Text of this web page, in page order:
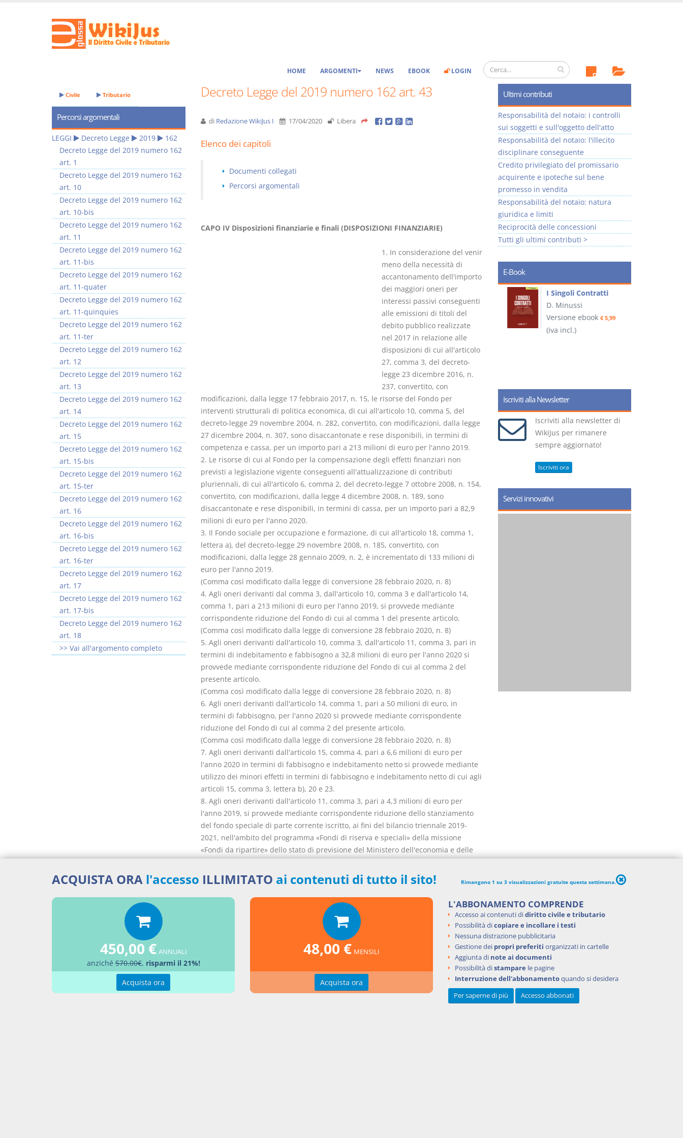
HOME ARGOMENTI NEWS EBOOK LOGIN
Decreto Legge del 2019 numero 162 art. 43
di Redazione WikiJus I 17/04/2020 Libera
Elenco dei capitoli
Documenti collegati
Percorsi argomentali
CAPO IV Disposizioni finanziarie e finali (DISPOSIZIONI FINANZIARIE)
1. In considerazione del venir
meno della necessità di
accantonamento dell'importo
dei maggiori oneri per
interessi passivi conseguenti
alle emissioni di titoli del
debito pubblico realizzate
nel 2017 in relazione alle
disposizioni di cui all'articolo
27, comma 3, del decreto-
legge 23 dicembre 2016, n.
237, convertito, con
modificazioni, dalla legge 17 febbraio 2017, n. 15, le risorse del Fondo per
interventi strutturali di politica economica, di cui all'articolo 10, comma 5, del
decreto-legge 29 novembre 2004, n. 282, convertito, con modificazioni, dalla legge
27 dicembre 2004, n. 307, sono disaccantonate e rese disponibili, in termini di
competenza e cassa, per un importo pari a 213 milioni di euro per l'anno 2019.
2. Le risorse di cui al Fondo per la compensazione degli effetti finanziari non
previsti a legislazione vigente conseguenti all'attualizzazione di contributi
pluriennali, di cui all'articolo 6, comma 2, del decreto-legge 7 ottobre 2008, n. 154,
convertito, con modificazioni, dalla legge 4 dicembre 2008, n. 189, sono
disaccantonate e rese disponibili, in termini di cassa, per un importo pari a 82,9
milioni di euro per l'anno 2020.
3. Il Fondo sociale per occupazione e formazione, di cui all'articolo 18, comma 1,
lettera a), del decreto-legge 29 novembre 2008, n. 185, convertito, con
modificazioni, dalla legge 28 gennaio 2009, n. 2, è incrementato di 133 milioni di
euro per l'anno 2019.
(Comma così modificato dalla legge di conversione 28 febbraio 2020, n. 8)
4. Agli oneri derivanti dal comma 3, dall'articolo 10, comma 3 e dall'articolo 14,
comma 1, pari a 213 milioni di euro per l'anno 2019, si provvede mediante
corrispondente riduzione del Fondo di cui al comma 1 del presente articolo.
(Comma così modificato dalla legge di conversione 28 febbraio 2020, n. 8)
5. Agli oneri derivanti dall'articolo 10, comma 3, dall'articolo 11, comma 3, pari in
termini di indebitamento e fabbisogno a 32,8 milioni di euro per l'anno 2020 si
provvede mediante corrispondente riduzione del Fondo di cui al comma 2 del
presente articolo.
(Comma così modificato dalla legge di conversione 28 febbraio 2020, n. 8)
6. Agli oneri derivanti dall'articolo 14, comma 1, pari a 50 milioni di euro, in
termini di fabbisogno, per l'anno 2020 si provvede mediante corrispondente
riduzione del Fondo di cui al comma 2 del presente articolo.
(Comma così modificato dalla legge di conversione 28 febbraio 2020, n. 8)
7. Agli oneri derivanti dall'articolo 15, comma 4, pari a 6,6 milioni di euro per
l'anno 2020 in termini di fabbisogno e indebitamento netto si provvede mediante
utilizzo dei minori effetti in termini di fabbisogno e indebitamento netto di cui agli
articoli 15, comma 3, lettera b), 20 e 23.
8. Agli oneri derivanti dall'articolo 11, comma 3, pari a 4,3 milioni di euro per
l'anno 2019, si provvede mediante corrispondente riduzione dello stanziamento
del fondo speciale di parte corrente iscritto, ai fini del bilancio triennale 2019-
2021, nell'ambito del programma «Fondi di riserva e speciali» della missione
«Fondi da ripartire» dello stato di previsione del Ministero dell'economia e delle
finanze per l'anno 2019, allo scopo parzialmente utilizzando l'accantonamento
relativo al Ministero medesimo.
9. Il Ministro dell'economia e delle finanze è autorizzato ad apportare con propri
decreti le occorrenti variazioni di bilancio.
Decreto Legge del 2019 numero 162
Civile Tributario
Percorsi argomentali
LEGGI Decreto Legge 2019
162
Decreto Legge del 2019 numero 162
art. 1
Decreto Legge del 2019 numero 162
art. 10
Decreto Legge del 2019 numero 162
art. 10-bis
Decreto Legge del 2019 numero 162
art. 11
Decreto Legge del 2019 numero 162
art. 11-bis
Decreto Legge del 2019 numero 162
art. 11-quater
Decreto Legge del 2019 numero 162
art. 11-quinquies
Decreto Legge del 2019 numero 162
art. 11-ter
Decreto Legge del 2019 numero 162
art. 12
Decreto Legge del 2019 numero 162
art. 13
Decreto Legge del 2019 numero 162
art. 14
Decreto Legge del 2019 numero 162
art. 15
Decreto Legge del 2019 numero 162
art. 15-bis
Decreto Legge del 2019 numero 162
art. 15-ter
Decreto Legge del 2019 numero 162
art. 16
Decreto Legge del 2019 numero 162
art. 16-bis
Decreto Legge del 2019 numero 162
art. 16-ter
Decreto Legge del 2019 numero 162
art. 17
Decreto Legge del 2019 numero 162
art. 17-bis
Decreto Legge del 2019 numero 162
art. 18
>> Vai all'argomento completo
Ultimi contributi
Responsabilità del notaio: i controlli
sui soggetti e sull'oggetto dell'atto
Responsabilità del notaio: l'illecito
disciplinare conseguente
Credito privilegiato del promissario
acquirente e ipoteche sul bene
promesso in vendita
Responsabilità del notaio: natura
giuridica e limiti
Reciprocità delle concessioni
Tutti gli ultimi contributi >
E-Book
I Vincoli Preliminari
Versione ebook
Usufrutto Uso e
Abitazione
D. Minussi
Versione ebook
(iva incl.)
Rapporto e
relazione giuridica
D. Minussi
Versione ebook€ 5,99
(iva incl.)
I Singoli Contratti
D. Minussi
Versione ebook € 5,99
(iva incl.)
Iscriviti alla Newsletter
Iscriviti alla newsletter di
WikiJus per rimanere
sempre aggiornato!
Iscriviti ora
Servizi innovativi
ACQUISTA ORA l'accesso ILLIMITATO ai contenuti di tutto il sito! Rimangono 1 su 3 visualizzazioni gratuite questa settimana.
450,00 € ANNUALI
anziché570.00€, risparmi il 21%!
Acquista ora
48,00 € MENSILI
Acquista ora
L'ABBONAMENTO COMPRENDE
Accesso ai contenuti didiritto civile e tributario
Possibilità dicopiare e incollare i testi
Nessuna distrazione pubblicitaria
Gestione dei propri preferiti organizzati in cartelle
Aggiunta di note ai documenti
Possibilità distampare le pagine
Interruzione dell'abbonamentoquando si desidera
Per saperne di più
Accesso abbonati